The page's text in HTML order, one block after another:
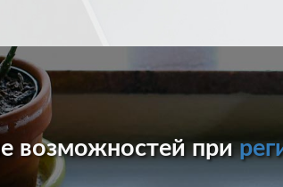
возможностей при